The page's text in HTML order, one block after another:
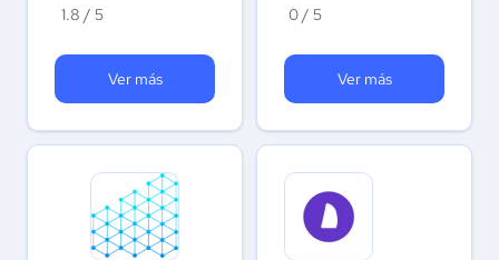
1.8 / 5
Ver más
0 / 5
Ver más